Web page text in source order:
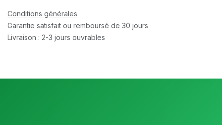
Conditions générales
Garantie satisfait ou remboursé de 30 jours
Livraison : 2-3 jours ouvrables